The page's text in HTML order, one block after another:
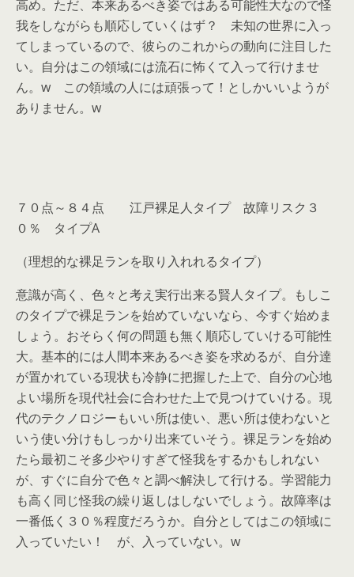
高め。ただ、本来あるべき姿ではある可能性大なので怪
我をしながらも順応していくはず？ 未知の世界に入っ
てしまっているので、彼らのこれからの動向に注目した
い。自分はこの領域には流石に怖くて入って行けませ
ん。w この領域の人には頑張って！としかいいようが
ありません。w
７０点～８４点 江戸裸足人タイプ 故障リスク３
０％ タイプA
（理想的な裸足ランを取り入れれるタイプ）
意識が高く、色々と考え実行出来る賢人タイプ。もしこ
のタイプで裸足ランを始めていないなら、今すぐ始めま
しょう。おそらく何の問題も無く順応していける可能性
大。基本的には人間本来あるべき姿を求めるが、自分達
が置かれている現状も冷静に把握した上で、自分の心地
よい場所を現代社会に合わせた上で見つけていける。現
代のテクノロジーもいい所は使い、悪い所は使わないと
いう使い分けもしっかり出来ていそう。裸足ランを始め
たら最初こそ多少やりすぎて怪我をするかもしれない
が、すぐに自分で色々と調べ解決して行ける。学習能力
も高く同じ怪我の繰り返しはしないでしょう。故障率は
一番低く３０％程度だろうか。自分としてはこの領域に
入っていたい！ が、入っていない。w